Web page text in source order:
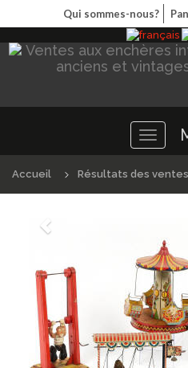
Qui sommes-nous?
Toggle
Accueil Résultats des ventes
Précédént